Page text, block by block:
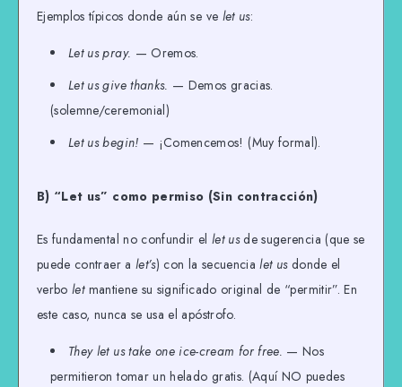
Ejemplos típicos donde aún se ve let us:
Let us pray. — Oremos.
Let us give thanks. — Demos gracias.
(solemne/ceremonial)
Let us begin! — ¡Comencemos! (Muy formal).
B) “Let us” como permiso (Sin contracción)
Es fundamental no confundir el let usde sugerencia (que se
puede contraer a let’s) con la secuencialet usdonde el
verboletmantiene su significado original de “permitir”. En
este caso, nunca se usa el apóstrofo.
They let us take one ice-cream for free. — Nos
permitieron tomar un helado gratis. (Aquí NO puedes